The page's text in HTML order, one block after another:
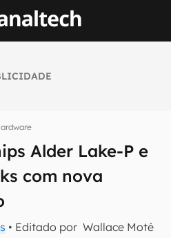
Alder Lake-P e
com nova
• Editado por Wallace Moté
tecnologia em primeira
se